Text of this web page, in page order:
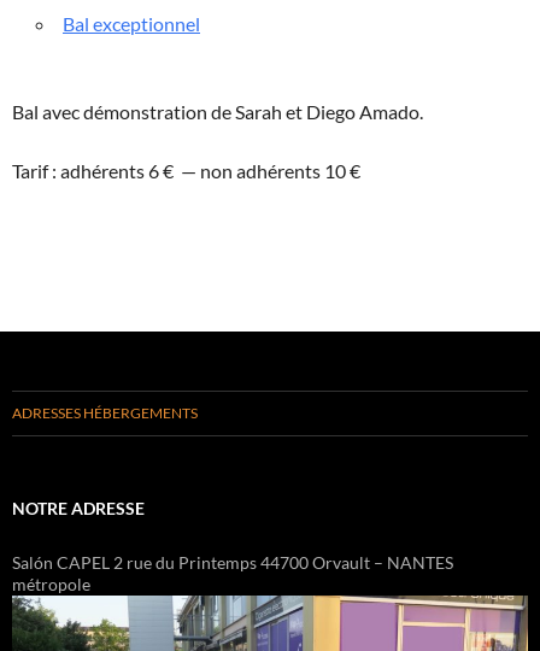
Bal exceptionnel
Bal avec démonstration de Sarah et Diego Amado.
Tarif : adhérents 6 € — non adhérents 10 €
ADRESSES HÉBERGEMENTS
NOTRE ADRESSE
Salón CAPEL 2 rue du Printemps 44700 Orvault – NANTES
métropole